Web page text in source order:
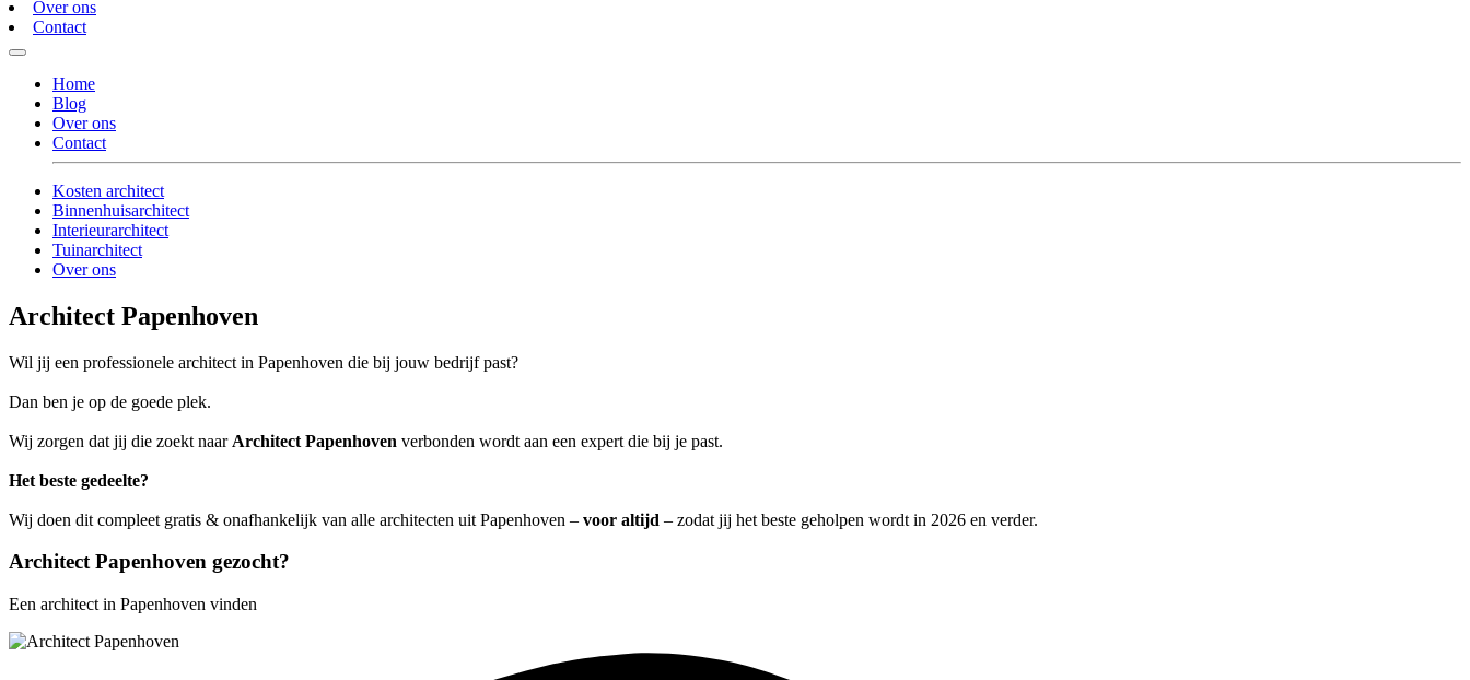
Over ons
Contact
Home
Blog
Over ons
Contact
Kosten architect
Binnenhuisarchitect
Interieurarchitect
Tuinarchitect
Over ons
Architect Papenhoven
Wil jij een professionele architect in Papenhoven die bij jouw bedrijf past?
Dan ben je op de goede plek.
Wij zorgen dat jij die zoekt naar Architect Papenhoven verbonden wordt aan een expert die bij je past.
Het beste gedeelte?
Wij doen dit compleet gratis & onafhankelijk van alle architecten uit Papenhoven – voor altijd – zodat jij het beste geholpen wordt in 2026 en verder.
Architect Papenhoven gezocht?
Een architect in Papenhoven vinden